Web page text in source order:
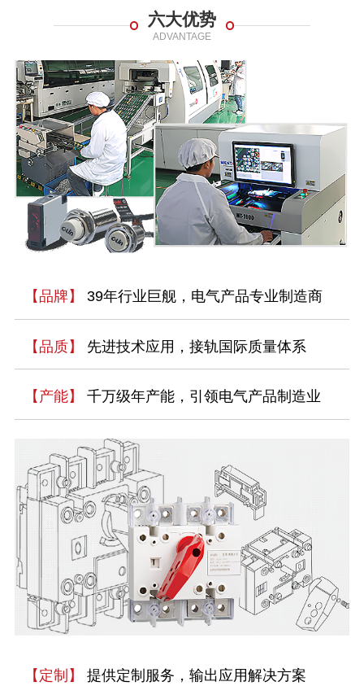
六大优势
ADVANTAGE
【品牌】 39年行业巨舰，电气产品专业制造商
【品质】 先进技术应用，接轨国际质量体系
【产能】 千万级年产能，引领电气产品制造业
【定制】 提供定制服务，输出应用解决方案